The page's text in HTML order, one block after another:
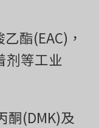
酯(EAC)，
剂等工业
酮(DMK)及